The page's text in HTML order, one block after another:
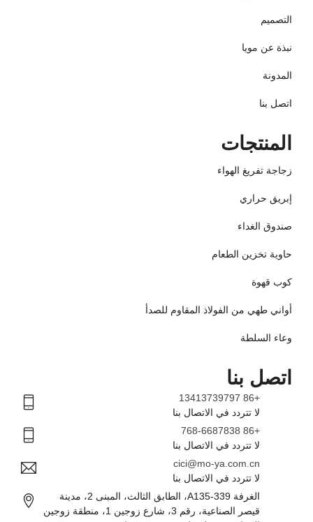
التصميم
نبذة عن مويا
المدونة
اتصل بنا
المنتجات
زجاجة تفريغ الهواء
إبريق حراري
صندوق الغداء
حاوية تخزين الطعام
كوب قهوة
أواني طهي من الفولاذ المقاوم للصدأ
وعاء السلطة
اتصل بنا
+86 13413739797
لا تتردد في الاتصال بنا
+86 768-6687838
لا تتردد في الاتصال بنا
cici@mo-ya.com.cn
لا تتردد في الاتصال بنا
الغرفة 339-A135، الطابق الثالث، المبنى 2، مدينة
قيصر الصناعية، رقم 3، شارع زوجين 1، منطقة زوجين